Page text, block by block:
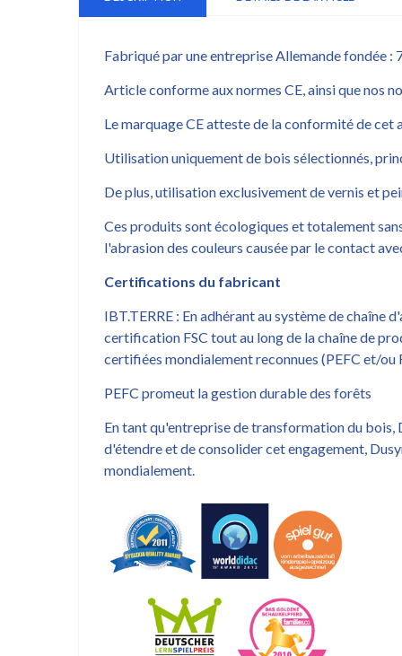
Fabriqué par une entreprise Allemande fondée
Article conforme aux normes CE, ainsi que nos
Le marquage CE atteste de la conformité de cet
Utilisation uniquement de bois sélectionnés,
De plus, utilisation exclusivement de vernis et
Ces produits sont écologiques et totalement
l'abrasion des couleurs causée par le contact
Certifications du fabricant
IBT.TERRE : En adhérant au système de
certification FSC tout au long de la chaîne de
certifiées mondialement reconnues (PEFC et/ou
PEFC promeut la gestion durable des forêts
En tant qu'entreprise de transformation du
d'étendre et de consolider cet engagement,
mondialement.